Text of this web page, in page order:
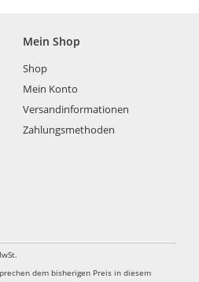
Mein Shop
Shop
Mein Konto
Versandinformationen
Zahlungsmethoden
dem bisherigen Preis in diesem